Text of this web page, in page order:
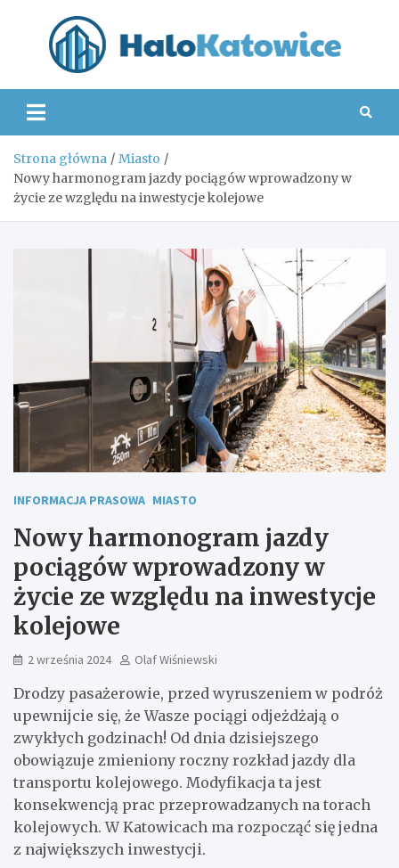
Strona główna
Miasto
Nowy harmonogram jazdy pociągów wprowadzony w
życie ze względu na inwestycje kolejowe
INFORMACJA PRASOWA MIASTO
Nowy harmonogram jazdy
pociągów wprowadzony w
życie ze względu na inwestycje
kolejowe
2 września 2024 Olaf Wiśniewski
Drodzy pasażerowie, przed wyruszeniem w podróż
upewnijcie się, że Wasze pociągi odjeżdżają o
zwykłych godzinach! Od dnia dzisiejszego
obowiązuje zmieniony roczny rozkład jazdy dla
transportu kolejowego. Modyfikacja ta jest
konsekwencją prac przeprowadzanych na torach
kolejowych. W Katowicach ma rozpocząć się jedna
z największych inwestycji.